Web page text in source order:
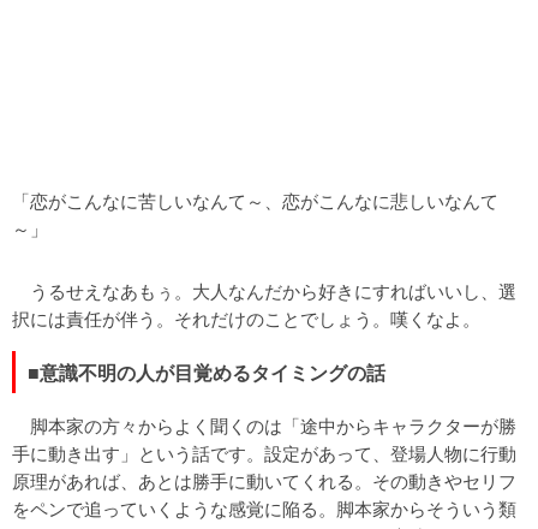
「恋がこんなに苦しいなんて～、恋がこんなに悲しいなんて
～」
うるせえなあもぅ。大人なんだから好きにすればいいし、選
択には責任が伴う。それだけのことでしょう。嘆くなよ。
■意識不明の人が目覚めるタイミングの話
脚本家の方々からよく聞くのは「途中からキャラクターが勝
手に動き出す」という話です。設定があって、登場人物に行動
原理があれば、あとは勝手に動いてくれる。その動きやセリフ
をペンで追っていくような感覚に陥る。脚本家からそういう類